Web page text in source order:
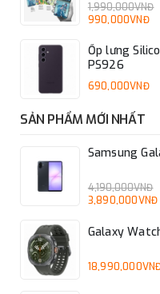
1,990,000VNĐ
990,000VNĐ
Ốp lưng
PS926
690,000VNĐ
SẢN PHẨM MỚI NHẤT
Samsung
4,190,000VNĐ
3,890,000VNĐ
Galaxy